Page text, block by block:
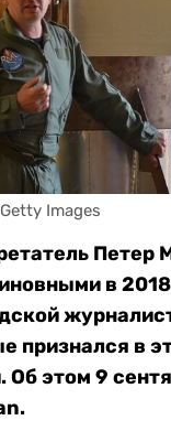
Images
Петер
в 2018
признался в
Об этом 9